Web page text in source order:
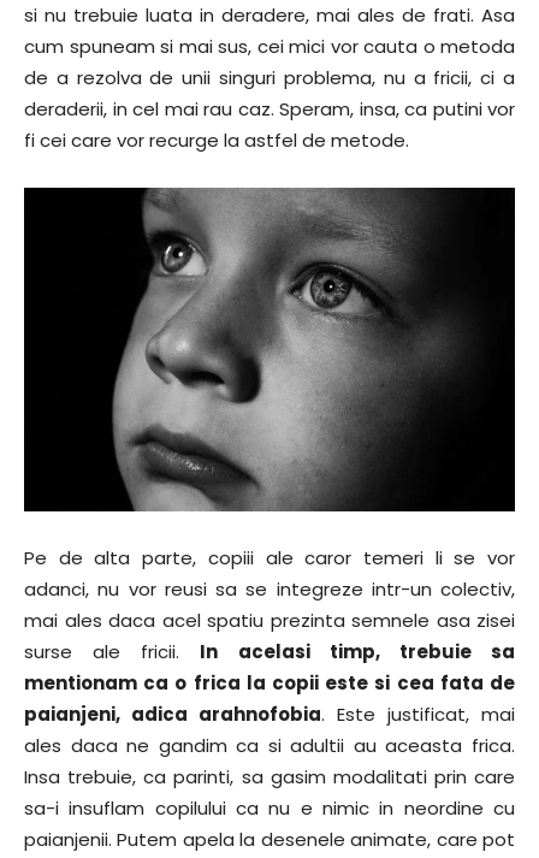
si nu trebuie luata in deradere, mai ales de frati. Asa
cum spuneam si mai sus, cei mici vor cauta o metoda
de a rezolva de unii singuri problema, nu a fricii, ci a
deraderii, in cel mai rau caz. Speram, insa, ca putini vor
fi cei care vor recurge la astfel de metode.
Pe de alta parte, copiii ale caror temeri li se vor
adanci, nu vor reusi sa se integreze intr-un colectiv,
mai ales daca acel spatiu prezinta semnele asa zisei
surse ale fricii. In acelasi timp, trebuie sa
mentionam ca o frica la copii este si cea fata de
paianjeni, adica arahnofobia. Este justificat, mai
ales daca ne gandim ca si adultii au aceasta frica.
Insa trebuie, ca parinti, sa gasim modalitati prin care
sa-i insuflam copilului ca nu e nimic in neordine cu
paianjenii. Putem apela la desenele animate, care pot